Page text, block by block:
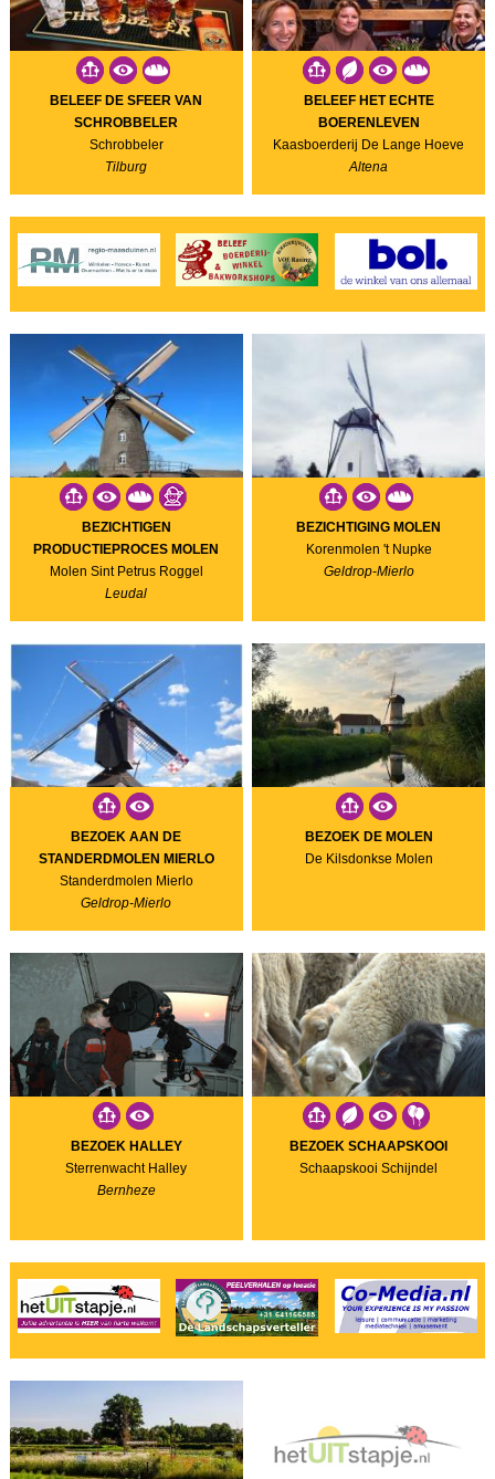
BELEEF DE SFEER VAN
SCHROBBELER
Schrobbeler
Tilburg
BELEEF HET ECHTE
BOERENLEVEN
Kaasboerderij De Lange Hoeve
Altena
BEZICHTIGEN
PRODUCTIEPROCES MOLEN
Molen Sint Petrus Roggel
Leudal
BEZICHTIGING MOLEN
Korenmolen 't Nupke
Geldrop-Mierlo
BEZOEK AAN DE
STANDERDMOLEN MIERLO
Standerdmolen Mierlo
Geldrop-Mierlo
BEZOEK DE MOLEN
De Kilsdonkse Molen
BEZOEK HALLEY
Sterrenwacht Halley
Bernheze
BEZOEK SCHAAPSKOOI
Schaapskooi Schijndel